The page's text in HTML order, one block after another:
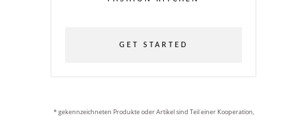
GET STARTED
* gekennzeichneten Produkte oder Artikel sind Teil einer Kooperation,